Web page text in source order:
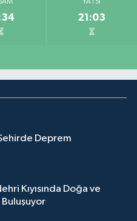
YATSI
21:03
Deprem
Kıyısında Doğa ve